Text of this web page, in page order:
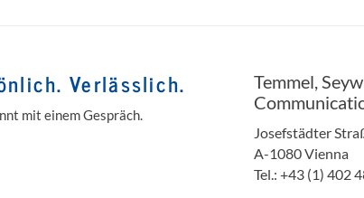
Verlässlich.
mit einem Gespräch.
Temmel,
Josefstädter
A-1080 Vienna
Tel.: +43 (1) 402